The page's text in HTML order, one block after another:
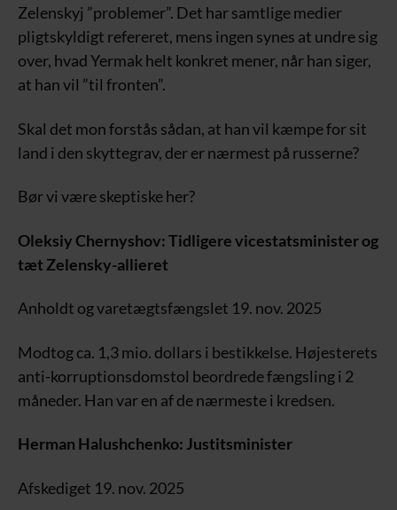
Zelenskyj ”problemer”. Det har samtlige medier
pligtskyldigt refereret, mens ingen synes at undre sig
over, hvad Yermak helt konkret mener, når han siger,
at han vil ”til fronten”.
Skal det mon forstås sådan, at han vil kæmpe for sit
land i den skyttegrav, der er nærmest på russerne?
Bør vi være skeptiske her?
Oleksiy Chernyshov: Tidligere vicestatsminister og
tæt Zelensky-allieret
Anholdt og varetægtsfængslet 19. nov. 2025
Modtog ca. 1,3 mio. dollars i bestikkelse. Højesterets
anti-korruptionsdomstol beordrede fængsling i 2
måneder. Han var en af de nærmeste i kredsen.
Herman Halushchenko: Justitsminister
Afskediget 19. nov. 2025